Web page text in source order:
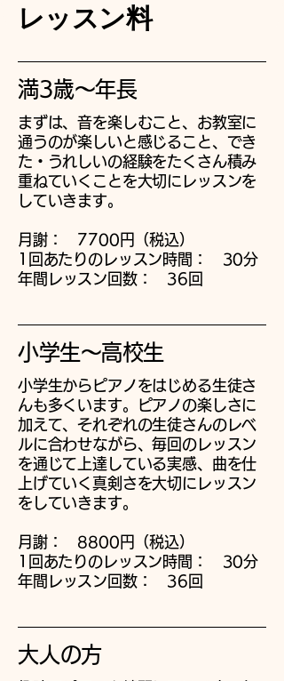
レッスン料
満3歳～年長
まずは、音を楽しむこと、お教室に
通うのが楽しいと感じること、でき
た・うれしいの経験をたくさん積み
重ねていくことを大切にレッスンを
していきます。
月謝： 7700円（税込）
1回あたりのレッスン時間： 30分
​年間レッスン回数： 36回
小学生～高校生
小学生からピアノをはじめる生徒さ
んも多くいます。ピアノの楽しさ​に
加えて、それぞれの生徒さんのレベ
ルに合わせながら、毎回のレッスン
を通じて上達している実感、曲を仕
上げていく真剣さを大切にレッスン
をしていきます。​​​
月謝： 8800円（税込）
1回あたりのレッスン時間： 30分
​年間レッスン回数： 36回
​大人の方